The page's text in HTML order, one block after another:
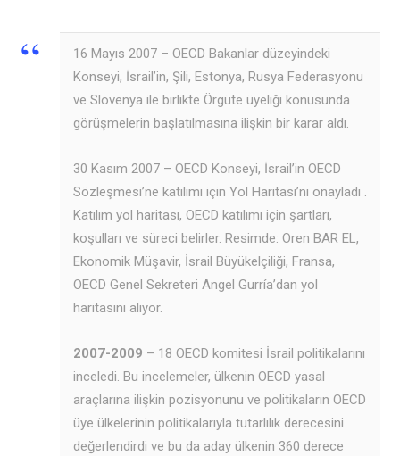
16 Mayıs 2007 – OECD Bakanlar düzeyindeki
Konseyi, İsrail’in, Şili, Estonya, Rusya Federasyonu
ve Slovenya ile birlikte Örgüte üyeliği konusunda
görüşmelerin başlatılmasına ilişkin bir karar aldı.
30 Kasım 2007 – OECD Konseyi, İsrail’in OECD
Sözleşmesi’ne katılımı için Yol Haritası’nı onayladı .
Katılım yol haritası, OECD katılımı için şartları,
koşulları ve süreci belirler. Resimde: Oren BAR EL,
Ekonomik Müşavir, İsrail Büyükelçiliği, Fransa,
OECD Genel Sekreteri Angel Gurría’dan yol
haritasını alıyor.
2007-2009 – 18 OECD komitesi İsrail politikalarını
inceledi. Bu incelemeler, ülkenin OECD yasal
araçlarına ilişkin pozisyonunu ve politikaların OECD
üye ülkelerinin politikalarıyla tutarlılık derecesini
değerlendirdi ve bu da aday ülkenin 360 derece